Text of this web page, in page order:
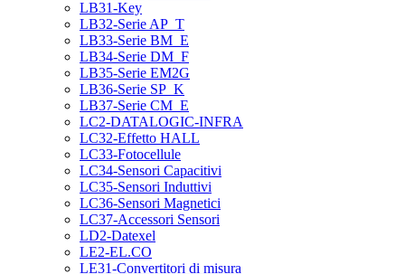
LB31-Key
LB32-Serie AP_T
LB33-Serie BM_E
LB34-Serie DM_F
LB35-Serie EM2G
LB36-Serie SP_K
LB37-Serie CM_E
LC2-DATALOGIC-INFRA
LC32-Effetto HALL
LC33-Fotocellule
LC34-Sensori Capacitivi
LC35-Sensori Induttivi
LC36-Sensori Magnetici
LC37-Accessori Sensori
LD2-Datexel
LE2-EL.CO
LE31-Convertitori di misura